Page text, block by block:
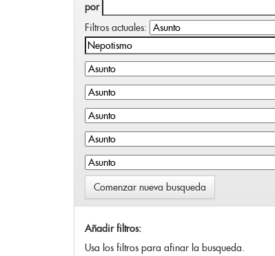
por
Filtros actuales:
Comenzar nueva busqueda
Añadir filtros:
Usa los filtros para afinar la busqueda.